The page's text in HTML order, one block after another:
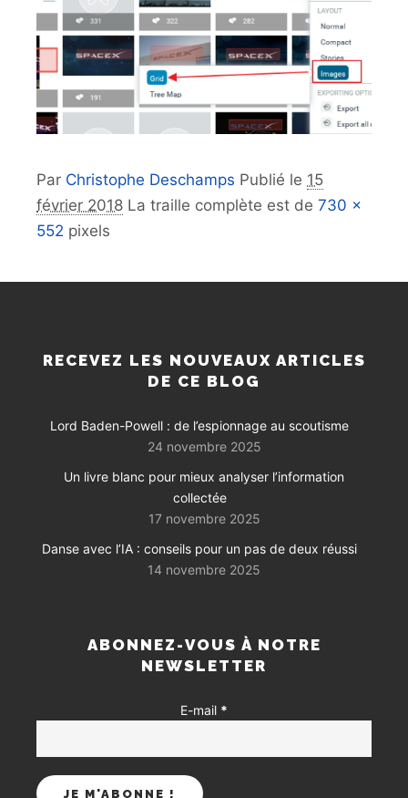
Par Christophe Deschamps Publié le 15
février 2018 La traille complète est de 730 ×
552 pixels
RECEVEZ LES NOUVEAUX ARTICLES
DE CE BLOG
Lord Baden-Powell : de l’espionnage au scoutisme
24 novembre 2025
Un livre blanc pour mieux analyser l’information
collectée
17 novembre 2025
Danse avec l’IA : conseils pour un pas de deux réussi
14 novembre 2025
ABONNEZ-VOUS À NOTRE
NEWSLETTER
E-mail *